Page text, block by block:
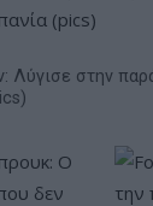
Λύγισε στην